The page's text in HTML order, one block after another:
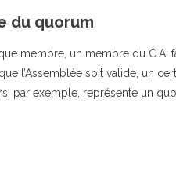
du quorum
membre, un membre du
l’Assemblée soit valide, un
par exemple, représente un